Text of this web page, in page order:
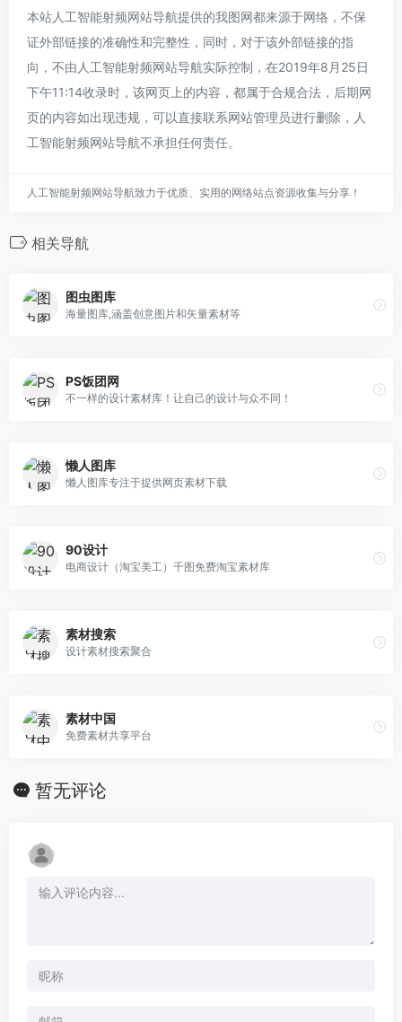
本站人工智能射频网站导航提供的我图网都来源于网络，不保
证外部链接的准确性和完整性，同时，对于该外部链接的指
向，不由人工智能射频网站导航实际控制，在2019年8月25日
下午11:14收录时，该网页上的内容，都属于合规合法，后期网
页的内容如出现违规，可以直接联系网站管理员进行删除，人
工智能射频网站导航不承担任何责任。
人工智能射频网站导航致力于优质、实用的网络站点资源收集与分享！
相关导航
图虫图库
海量图库,涵盖创意图片和矢量素材等
PS饭团网
不一样的设计素材库！让自己的设计与众不同！
懒人图库
懒人图库专注于提供网页素材下载
90设计
电商设计（淘宝美工）千图免费淘宝素材库
素材搜索
设计素材搜索聚合
素材中国
免费素材共享平台
暂无评论